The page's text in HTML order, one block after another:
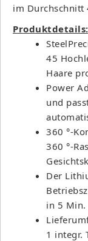
im Durchschnitt
Produktdetails:
45
Haare
Power
und
360 °-
360 °-
Der
in 5 Min.
1 integr.